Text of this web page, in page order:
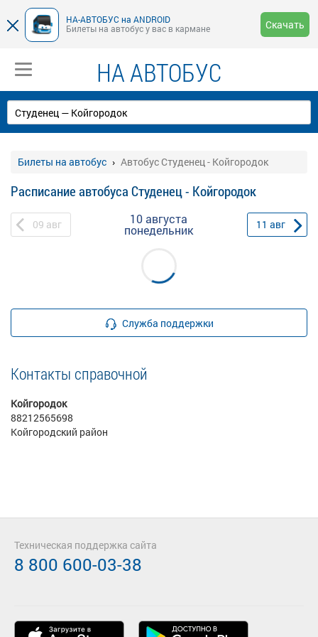
НА-АВТОБУС на ANDROID
Билеты на автобус у вас в кармане
Скачать
НА АВТОБУС
Билеты на автобус Автобус Студенец - Койгородок
Расписание автобуса Студенец - Койгородок
09 авг 10 августа
понедельник 11 авг
Служба поддержки
Контакты справочной
Койгородок
88212565698
Койгородский район
Техническая поддержка сайта
8 800 600-03-38